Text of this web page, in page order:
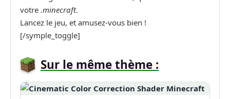
votre .minecraft.
Lancez le jeu, et amusez-vous bien !
[/symple_toggle]
Sur le même thème :